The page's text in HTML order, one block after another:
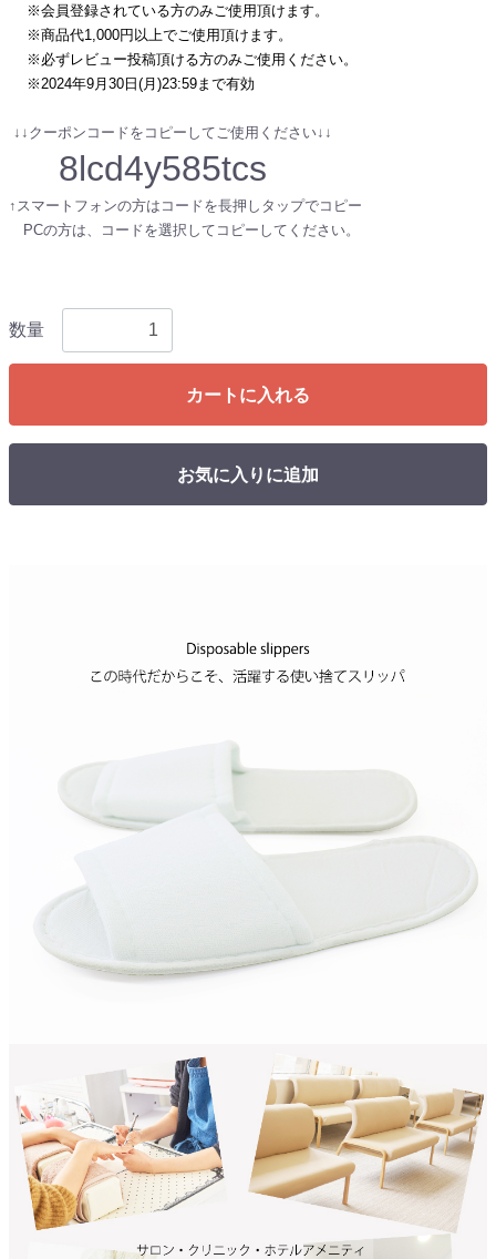
※会員登録されている方のみご使用頂けます。
※商品代1,000円以上でご使用頂けます。
※必ずレビュー投稿頂ける方のみご使用ください。
※2024年9月30日(月)23:59まで有効
↓↓クーポンコードをコピーしてご使用ください↓↓
8lcd4y585tcs
↑スマートフォンの方はコードを長押しタップでコピー
PCの方は、コードを選択してコピーしてください。
数量
カートに入れる
お気に入りに追加